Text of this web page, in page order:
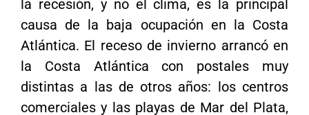
la recesión, y no el clima, es la principal
causa de la baja ocupación en la Costa
Atlántica. El receso de invierno arrancó en
la Costa Atlántica con postales muy
distintas a las de otros años: los centros
comerciales y las playas de Mar del Plata,